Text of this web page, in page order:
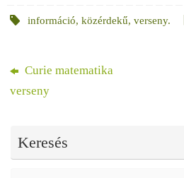
információ,közérdekű,verseny.
Curie matematika
verseny
Keresés